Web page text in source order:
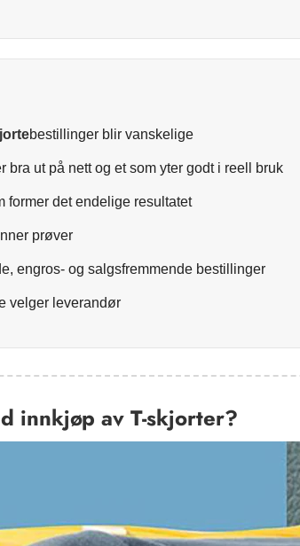
bestillinger blir vanskelige
bra ut på nett og et som yter godt i reell bruk
former det endelige resultatet
prøver
engros- og salgsfremmende bestillinger
velger leverandør
innkjøp av T-skjorter?